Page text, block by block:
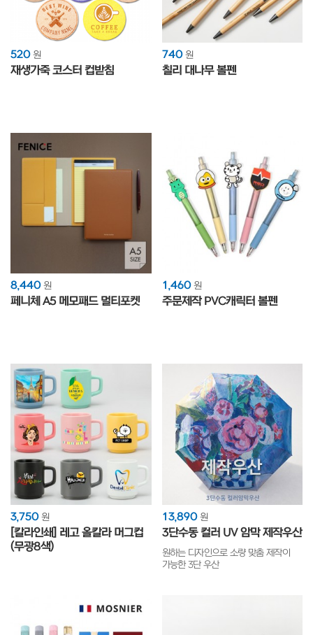
520 원
재생가죽 코스터 컵받침
740 원
칠리 대나무 볼펜
8,440 원
페니체 A5 메모패드 멀티포켓
1,460 원
주문제작 PVC캐릭터 볼펜
3,750 원
[칼라인쇄] 레고 올칼라 머그컵
(무광8색)
13,890 원
3단수동 컬러 UV 암막 제작우산
원하는 디자인으로 소량 맞춤 제작이
가능한 3단 우산